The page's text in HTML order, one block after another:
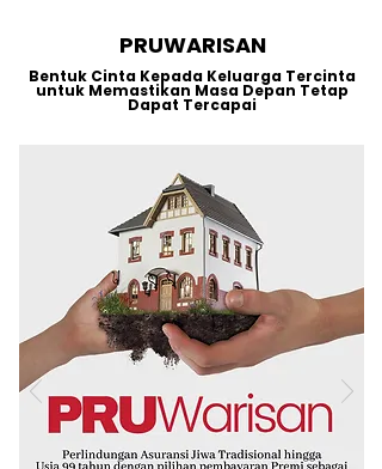
PRUWARISAN
Bentuk Cinta Kepada Keluarga Tercinta
untuk Memastikan Masa Depan Tetap
Dapat Tercapai